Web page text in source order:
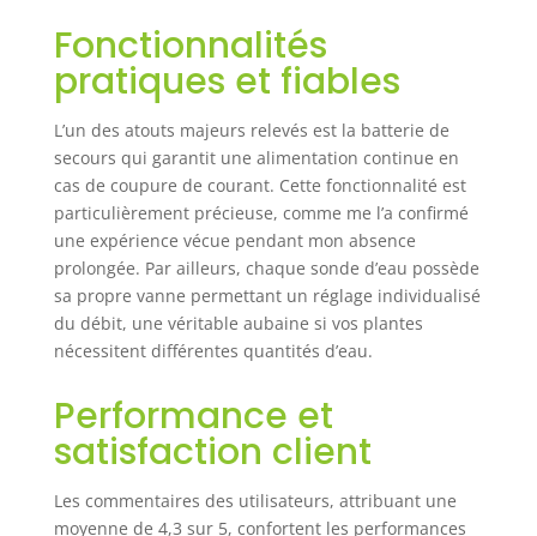
étanche : l'entrée,
la sortie et le
connecteur en T de
sont construits
avec la technologie
avancée d'auto-
verrouillage
pneumatique. Une
fois installé
correctement, ce
design empêche le
tuyau de se
déconnecter sous
l'eau. Les flèches
réglables
permettent un
débit d'eau
personnalisé, ce
Fonctionnalités
pratiques et fiables
L’un des atouts majeurs relevés est la batterie de
secours qui garantit une alimentation continue en
cas de coupure de courant. Cette fonctionnalité est
particulièrement précieuse, comme me l’a confirmé
une expérience vécue pendant mon absence
prolongée. Par ailleurs, chaque sonde d’eau possède
sa propre vanne permettant un réglage individualisé
du débit, une véritable aubaine si vos plantes
nécessitent différentes quantités d’eau.
Performance et
satisfaction client
Les commentaires des utilisateurs, attribuant une
moyenne de 4,3 sur 5, confortent les performances